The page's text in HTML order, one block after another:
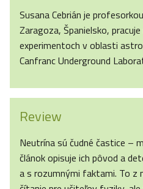
Susana Cebrián je
Zaragoza, Španielsko,
experimentoch v oblasti
Canfranc Underground
Review
Neutrína sú čudné častice –
článok opisuje ich pôvod a
a s rozumnými faktami. To z